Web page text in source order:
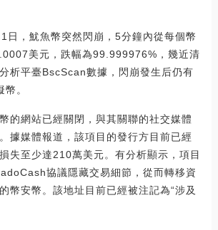
日，魷魚幣突然閃崩，5分鐘內從每個幣
美元，跌幅為99.999976%，幾近清
析平臺BscScan數據，閃崩發生后仍有
。
的網站已經關閉，與其關聯的社交媒體
據媒體報道，該項目的發行方目前已經
失至少達210萬美元。有分析顯示，項目
協議隱藏交易細節，從而轉移資
幣安幣。該地址目前已經被注記為“涉及